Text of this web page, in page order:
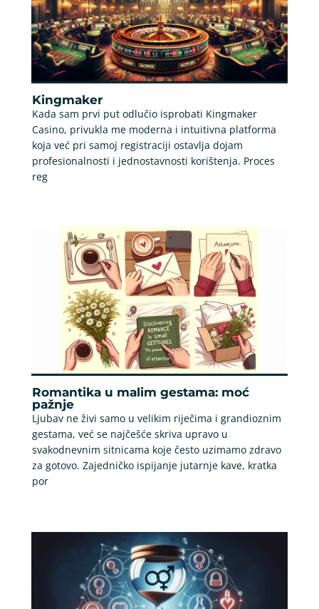
Kingmaker
Kada sam prvi put odlučio isprobati Kingmaker
Casino, privukla me moderna i intuitivna platforma
koja već pri samoj registraciji ostavlja dojam
profesionalnosti i jednostavnosti korištenja. Proces
reg
Romantika u malim gestama: moć
pažnje
Ljubav ne živi samo u velikim riječima i grandioznim
gestama, već se najčešće skriva upravo u
svakodnevnim sitnicama koje često uzimamo zdravo
za gotovo. Zajedničko ispijanje jutarnje kave, kratka
por